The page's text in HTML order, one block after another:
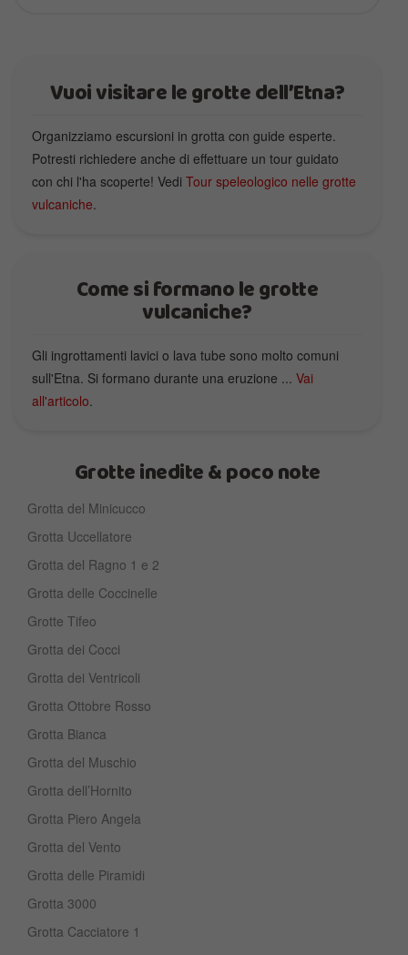
Vuoi visitare le grotte dell’Etna?
Organizziamo escursioni in grotta con guide esperte.
Potresti richiedere anche di effettuare un tour guidato
con chi l'ha scoperte! Vedi Tour speleologico nelle grotte
vulcaniche.
Come si formano le grotte
vulcaniche?
Gli ingrottamenti lavici o lava tube sono molto comuni
sull'Etna. Si formano durante una eruzione ... Vai
all'articolo.
Grotte inedite & poco note
Grotta del Minicucco
Grotta Uccellatore
Grotta del Ragno 1 e 2
Grotta delle Coccinelle
Grotte Tifeo
Grotta dei Cocci
Grotta dei Ventricoli
Grotta Ottobre Rosso
Grotta Bianca
Grotta del Muschio
Grotta dell’Hornito
Grotta Piero Angela
Grotta del Vento
Grotta delle Piramidi
Grotta 3000
Grotta Cacciatore 1